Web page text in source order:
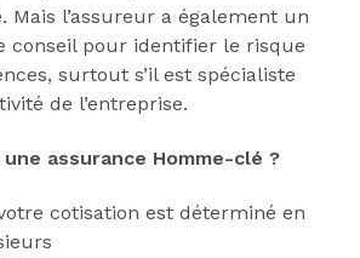
Mais l’assureur a également un
conseil pour identifier le risque
surtout s’il est spécialiste
de l’entreprise.
assurance Homme-clé ?
cotisation est déterminé en